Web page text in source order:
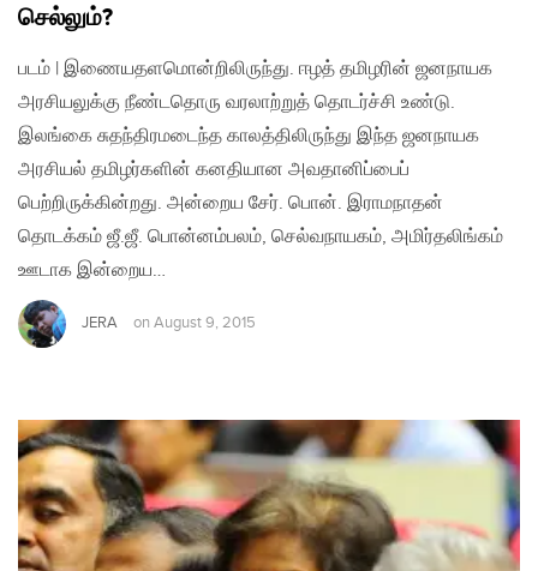
செல்லும்?
படம் | இணையதளமொன்றிலிருந்து. ஈழத் தமிழரின் ஜனநாயக
அரசியலுக்கு நீண்டதொரு வரலாற்றுத் தொடர்ச்சி உண்டு.
இலங்கை சுதந்திரமடைந்த காலத்திலிருந்து இந்த ஜனநாயக
அரசியல் தமிழர்களின் கனதியான அவதானிப்பைப்
பெற்றிருக்கின்றது. அன்றைய சேர். பொன். இராமநாதன்
தொடக்கம் ஜீ.ஜீ. பொன்னம்பலம், செல்வநாயகம், அமிர்தலிங்கம்
ஊடாக இன்றைய…
JERA on August 9, 2015